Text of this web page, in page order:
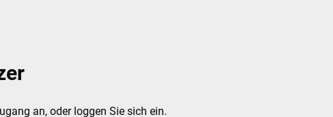
an, oder loggen Sie sich ein.